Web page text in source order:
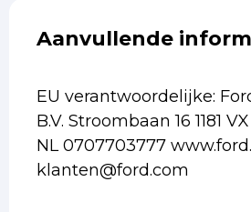
Aanvullende
EU verantwoordelijke:
B.V. Stroombaan 16 1181
NL 0707703777
klanten@ford.com